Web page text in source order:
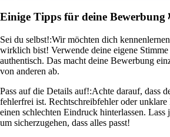
Einige Tipps für deine Bewerbung
Sei du selbst!:Wir möchten dich
wirklich bist! Verwende deine eigene Stimme
authentisch. Das macht deine Bewerbung
von anderen ab.
Pass auf die Details auf!:Achte darauf, dass
fehlerfrei ist. Rechtschreibfehler oder
einen schlechten Eindruck hinterlassen. Lass
um sicherzugehen, dass alles passt!